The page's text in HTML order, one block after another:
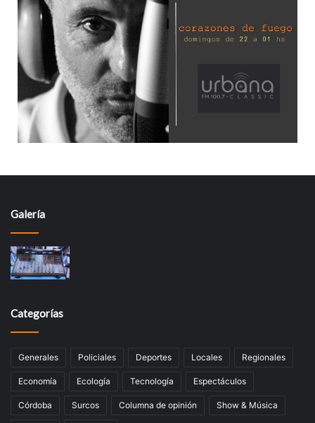
Galería
Categorías
Generales Policiales Deportes Locales Regionales
Economía Ecología Tecnologí­a Espectáculos
Córdoba Surcos Columna de opinión Show & Música